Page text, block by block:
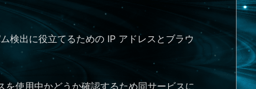
検出に役立てるための IP アドレスとブラウ
使用中かどうか確認するため同サービスに